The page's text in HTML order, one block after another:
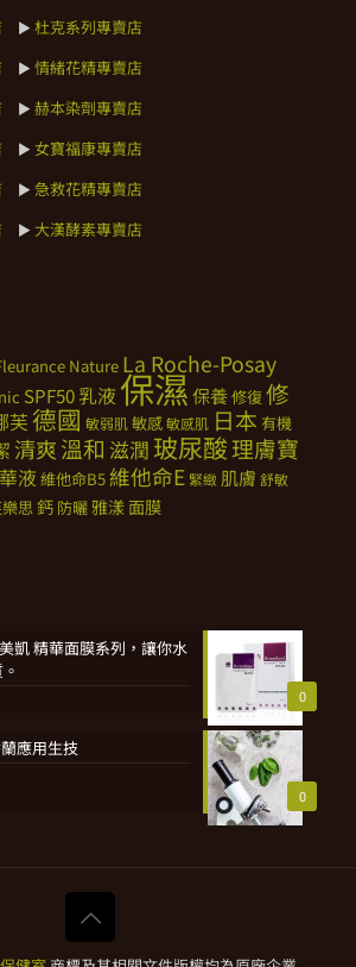
► 杜克系列專賣店
► 情緒花精專賣店
► 赫本染劑專賣店
► 女寶福康專賣店
► 急救花精專賣店
► 大漢酵素專賣店
Nature La Roche-Posay
SPF50乳液 保濕保養修復修
芙德國 敏弱肌敏感敏感肌 日本 有機
清爽溫和 滋潤 玻尿酸理膚寶
液 維他命B5 維他命E 緊緻 肌膚 舒敏
思鈣 防曬雅漾面膜
0
凱 精華面膜系列，讓你水
0
應用生技